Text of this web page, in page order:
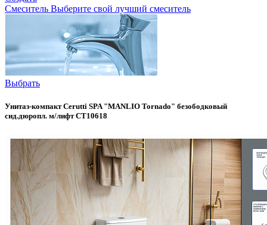
Смеситель Выберите свой лучший смеситель
Выбрать
Унитаз-компакт Cerutti SPA "MANLIO Tornado" безободковый
сид.дюропл. м/лифт CT10618